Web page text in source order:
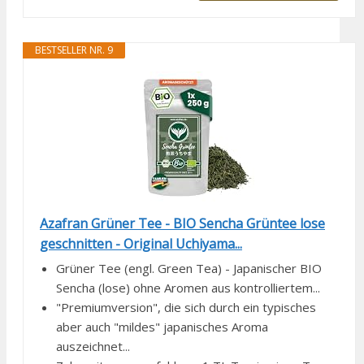
BESTSELLER NR. 9
Azafran Grüner Tee - BIO Sencha Grüntee lose
geschnitten - Original Uchiyama...
Grüner Tee (engl. Green Tea) - Japanischer BIO
Sencha (lose) ohne Aromen aus kontrolliertem...
"Premiumversion", die sich durch ein typisches
aber auch "mildes" japanisches Aroma
auszeichnet...